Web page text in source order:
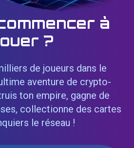
à
?
de joueurs dans le
aventure de crypto-
ton empire, gagne de
collectionne des cartes
le réseau !